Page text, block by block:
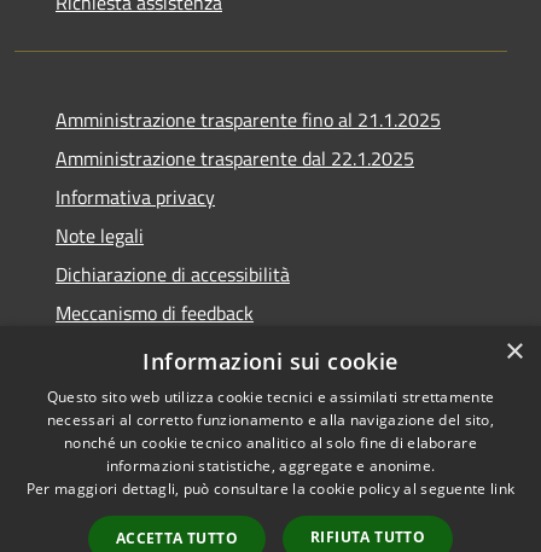
Amministrazione trasparente fino al 21.1.2025
Amministrazione trasparente dal 22.1.2025
Informativa privacy
Note legali
Dichiarazione di accessibilità
Meccanismo di feedback
Whistleblowing
Accessibilità
Copyright © 2020 •
Comune di Scarlino •
Powered byMunicipium
×
Informazioni sui cookie
Questo sito web utilizza cookie tecnici e assimilati strettamente
necessari al corretto funzionamento e alla navigazione del sito,
nonché un cookie tecnico analitico al solo fine di elaborare
informazioni statistiche, aggregate e anonime.
Per maggiori dettagli, può consultare la cookie policy al seguente link
ACCETTA TUTTO RIFIUTA TUTTO